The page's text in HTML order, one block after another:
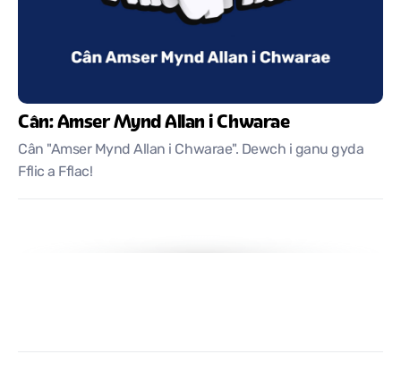
Cân: Amser Mynd Allan i Chwarae
Cân "Amser Mynd Allan i Chwarae". Dewch i ganu gyda
Fflic a Fflac!